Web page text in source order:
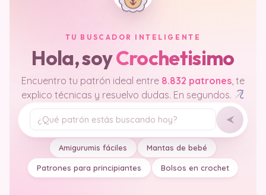
TU BUSCADOR INTELIGENTE
Hola, soyCrochetisimo
Encuentro tu patrón ideal entre 8.832 patrones , te
explico técnicas y resuelvo dudas. En segundos.
Tu pregunta
Amigurumis fáciles Mantas de bebé
Patrones para principiantes Bolsos en crochet